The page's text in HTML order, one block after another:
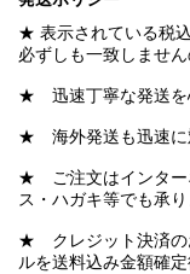
★ 表示されている税
必ずしも一致しませ
★ 迅速丁寧な発送を
★ 海外発送も迅速に
★ ご注文はインター
ス・ハガキ等でも承
★ クレジット決済の
ルを送料込み金額確